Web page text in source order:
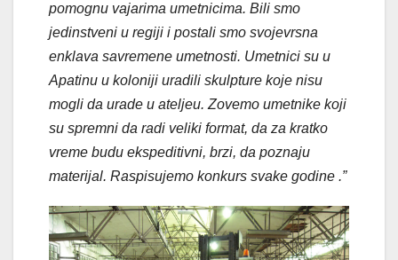
pomognu vajarima umetnicima. Bili smo
jedinstveni u regiji i postali smo svojevrsna
enklava savremene umetnosti. Umetnici su u
Apatinu u koloniji uradili skulpture koje nisu
mogli da urade u ateljeu. Zovemo umetnike koji
su spremni da radi veliki format, da za kratko
vreme budu ekspeditivni, brzi, da poznaju
materijal. Raspisujemo konkurs svake godine .”